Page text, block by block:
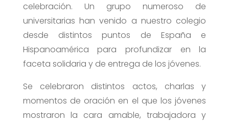
celebración. Un grupo numeroso de
universitarias han venido a nuestro colegio
desde distintos puntos de España e
Hispanoamérica para profundizar en la
faceta solidaria y de entrega de los jóvenes.
Se celebraron distintos actos, charlas y
momentos de oración en el que los jóvenes
mostraron la cara amable, trabajadora y